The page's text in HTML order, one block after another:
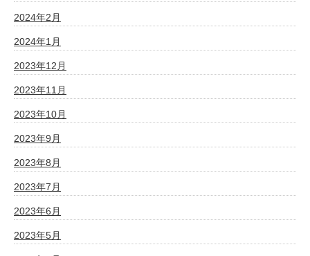
2024年2月
2024年1月
2023年12月
2023年11月
2023年10月
2023年9月
2023年8月
2023年7月
2023年6月
2023年5月